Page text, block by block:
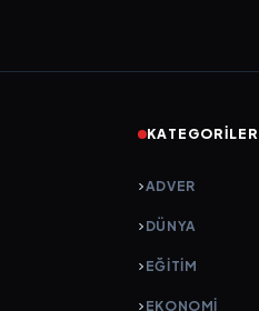
KATEGORILER
ADVER
DÜNYA
EĞİTİM
EKONOMİ